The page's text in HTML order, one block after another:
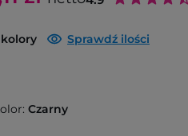
Sprawdź ilości
Czarny